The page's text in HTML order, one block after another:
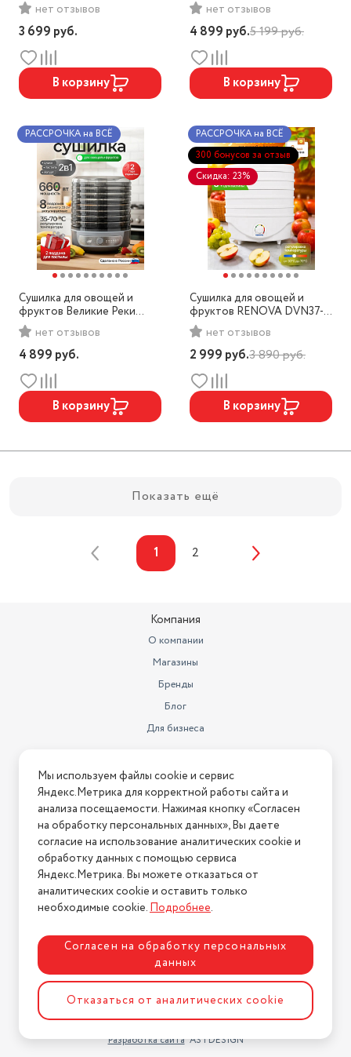
нет отзывов
3 699 руб.
В корзину
нет отзывов
4 899 руб.5 199руб.
В корзину
Сушилка для овощей и
фруктов Великие Реки
Волга-10нет отзывов
4 899 руб.
В корзину
РАССРОЧКА на ВСЁ
Сушилка для овощей и
фруктов RENOVA DVN37-
500/5нет отзывов
2 999 руб.3 890руб.
В корзину
РАССРОЧКА на ВСЁ
300 бонусов за отзыв
Скидка: 23%
Показать ещё
1 2
Компания
О компании
Магазины
Бренды
Блог
Для бизнеса
Информация
Условия оплаты
Условия доставки
Условия возврата
Нашли ошибку на сайте?Напишите нам
2026 © Интернет-магазин "АстМаркет". У нас есть всё!
Политика конфиденциальности
Разработка сайтаASTDESIGN
Мы используем файлы cookie и сервис
Яндекс.Метрика для корректной работы сайта и
анализа посещаемости. Нажимая кнопку «Согласен
на обработку персональных данных», Вы даете
согласие на использование аналитических cookie и
обработку данных с помощью сервиса
Яндекс.Метрика. Вы можете отказаться от
аналитических cookie и оставить только
необходимые cookie.Подробнее.
Согласен на обработку персональных
данных
Отказаться от аналитических cookie